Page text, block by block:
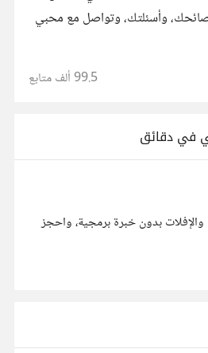
وأسئلتك، وتواصل مع محبي
99.5 ألف متابع
في دقائق
بدون خبرة برمجية، واحجز